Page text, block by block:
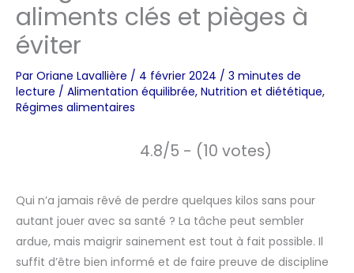
aliments clés et pièges à
éviter
Par Oriane Lavallière / 4 février 2024 / 3 minutes de
lecture / Alimentation équilibrée, Nutrition et diététique,
Régimes alimentaires
4.8/5 - (10 votes)
Qui n’a jamais rêvé de perdre quelques kilos sans pour
autant jouer avec sa santé ? La tâche peut sembler
ardue, mais maigrir sainement est tout à fait possible. Il
suffit d’être bien informé et de faire preuve de discipline